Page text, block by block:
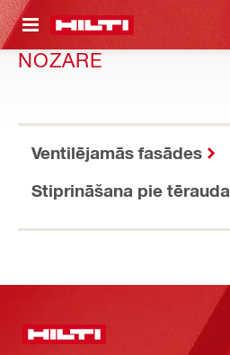
SATURU
NOZARE
Ventilējamās fasādes
Stiprināšana pie tērauda